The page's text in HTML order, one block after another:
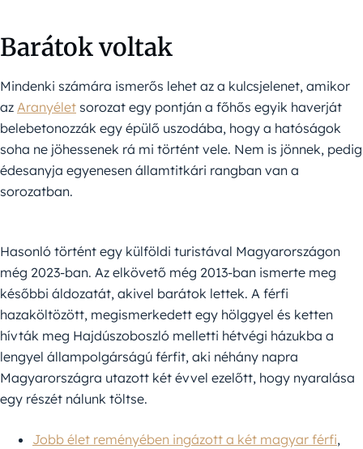
Barátok voltak
Mindenki számára ismerős lehet az a kulcsjelenet, amikor
az Aranyélet sorozat egy pontján a főhős egyik haverját
belebetonozzák egy épülő uszodába, hogy a hatóságok
soha ne jöhessenek rá mi történt vele. Nem is jönnek, pedig
édesanyja egyenesen államtitkári rangban van a
sorozatban.
Hasonló történt egy külföldi turistával Magyarországon
még 2023-ban. Az elkövető még 2013-ban ismerte meg
későbbi áldozatát, akivel barátok lettek. A férfi
hazaköltözött, megismerkedett egy hölggyel és ketten
hívták meg Hajdúszoboszló melletti hétvégi házukba a
lengyel állampolgárságú férfit, aki néhány napra
Magyarországra utazott két évvel ezelőtt, hogy nyaralása
egy részét nálunk töltse.
Jobb élet reményében ingázott a két magyar férfi,